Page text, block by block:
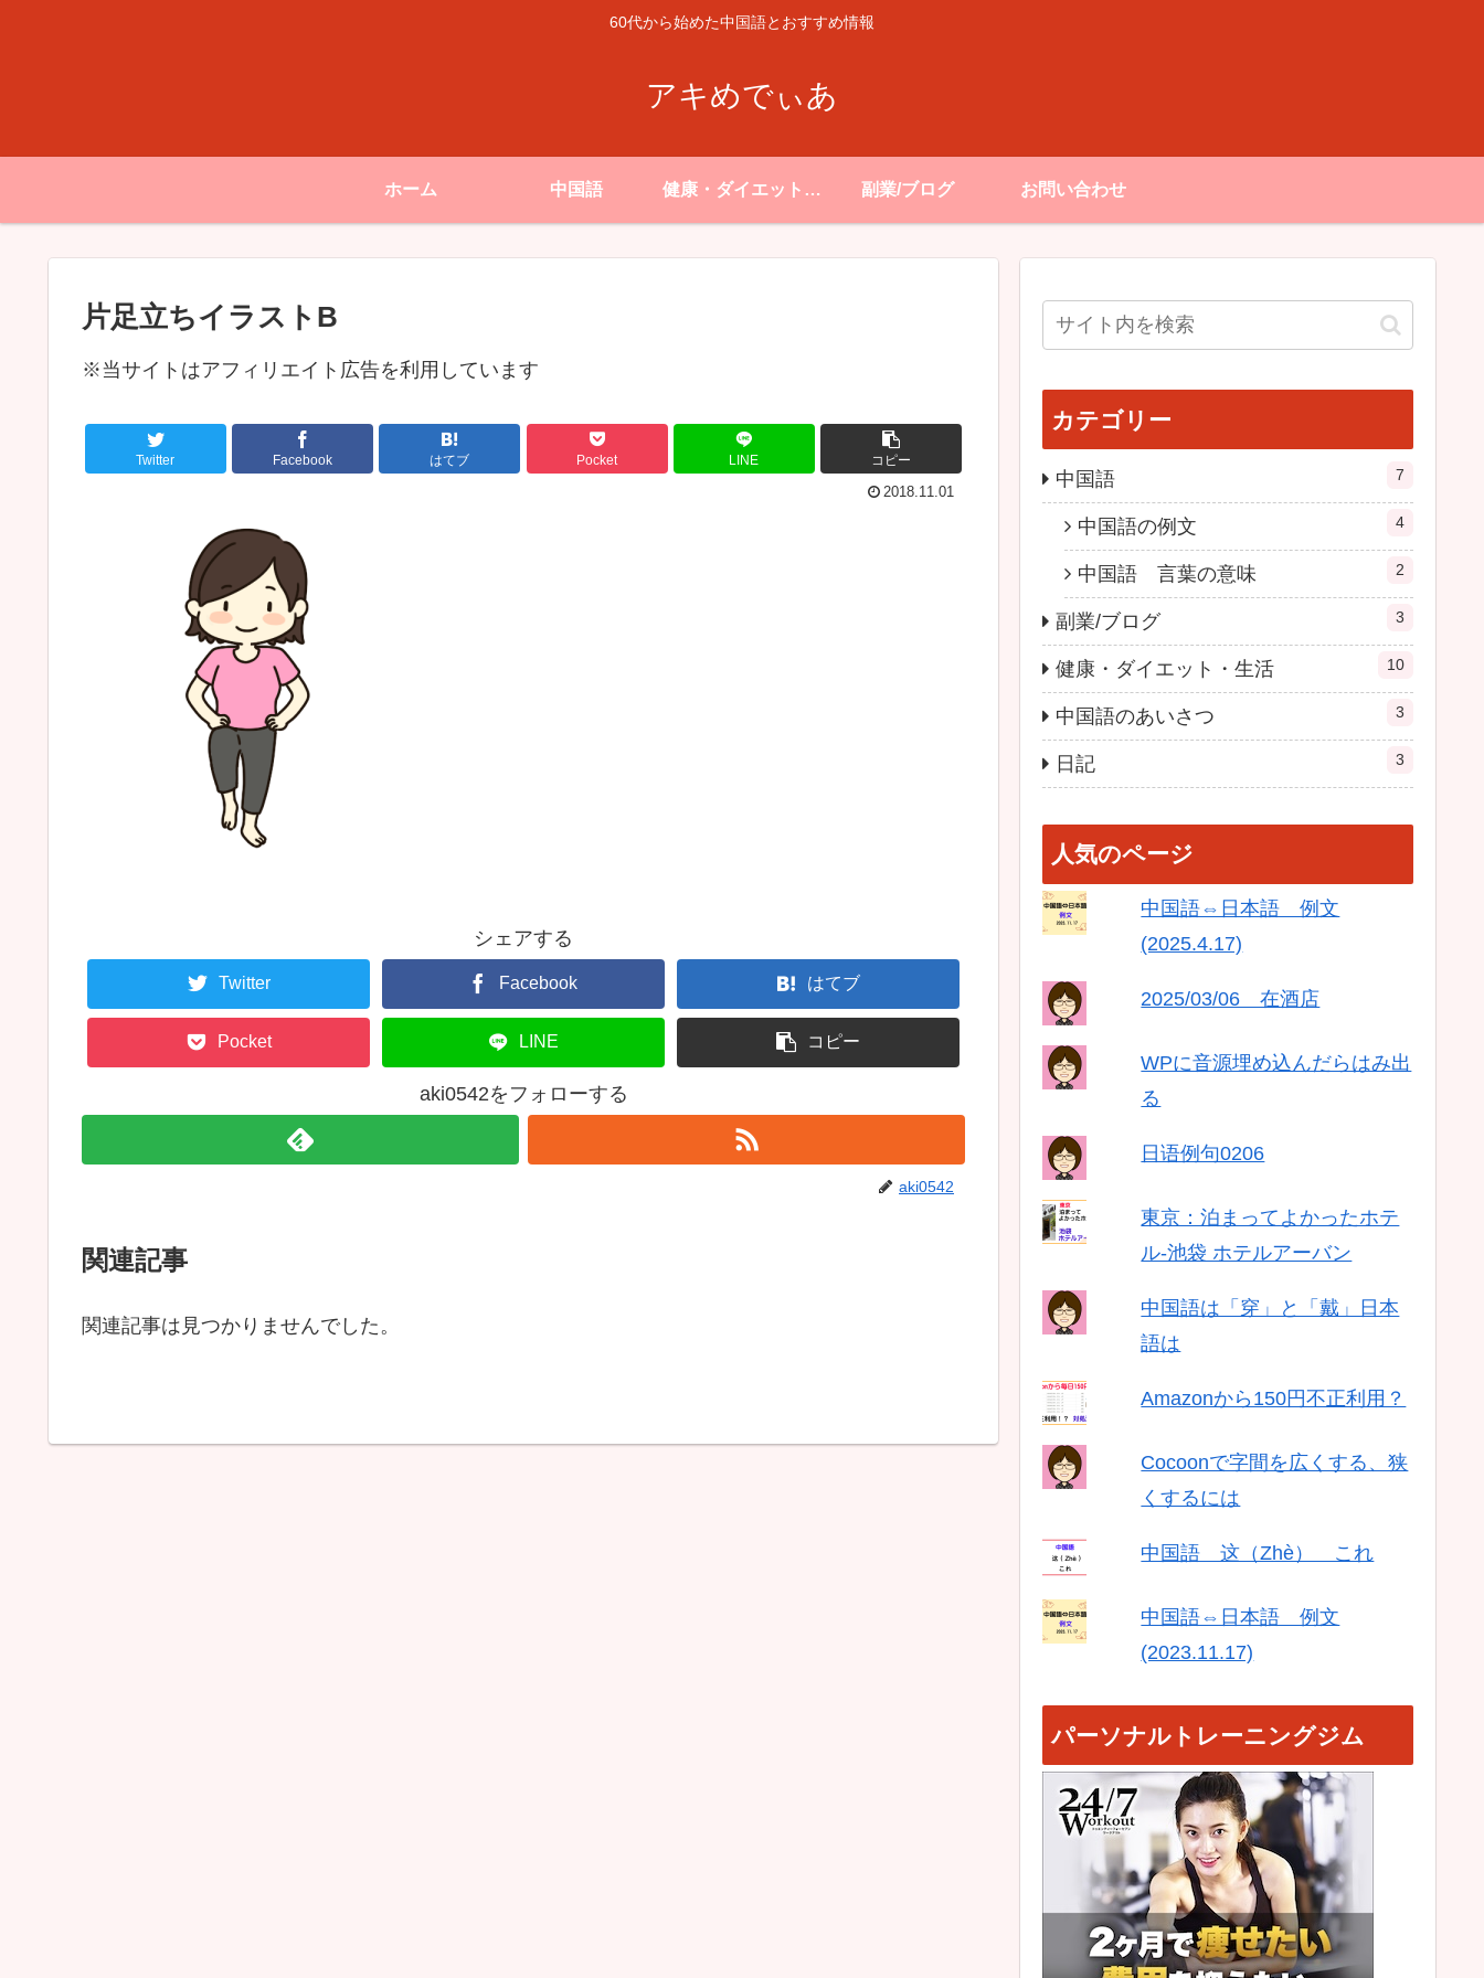
60代から始めた中国語とおすすめ情報
アキめでぃあ
ホーム 中国語 健康・ダイエット・
生活
副業/ブログ お問い合わせ
片足立ちイラストB
※当サイトはアフィリエイト広告を利用しています
Twitter Facebook はてブ Pocket LINE コピー
2018.11.01
シェアする
Twitter Facebook はてブ
Pocket LINE コピー
aki0542をフォローする
aki0542
関連記事
関連記事は見つかりませんでした。
カテゴリー
中国語 7
中国語の例文 4
中国語 言葉の意味 2
副業/ブログ 3
健康・ダイエット・生活 10
中国語のあいさつ 3
日記 3
人気のページ
中国語⇔日本語 例文
(2025.4.17)
2025/03/06 在酒店
WPに音源埋め込んだらはみ出
る
日语例句0206
東京：泊まってよかったホテ
ル-池袋 ホテルアーバン
中国語は「穿」と「戴」日本
語は
Amazonから150円不正利用？
Cocoonで字間を広くする、狭
くするには
中国語 这（Zhè） これ
中国語⇔日本語 例文
(2023.11.17)
パーソナルトレーニングジム